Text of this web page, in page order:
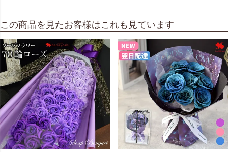
この商品を見たお客様はこれも見ています